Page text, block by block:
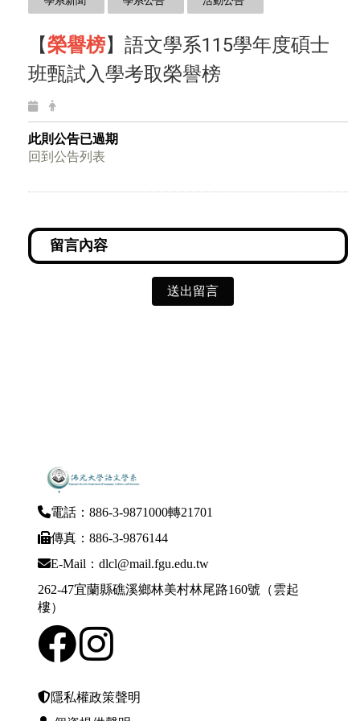
【榮譽榜】語文學系115學年度碩士
班甄試入學考取榮譽榜
此則公告已過期
回到公告列表
送出留言
電話：886-3-9871000轉21701
傳真：886-3-9876144
E-Mail：dlcl@mail.fgu.edu.tw
262-47宜蘭縣礁溪鄉林美村林尾路160號（雲起
樓）
隱私權政策聲明